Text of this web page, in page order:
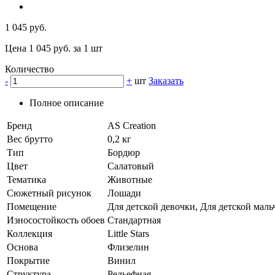
1 045 руб.
Цена 1 045 руб. за 1 шт
Количество
-
+ шт Заказать
Полное описание
Бренд
AS Creation
Вес брутто
0,2 кг
Тип
Бордюр
Цвет
Салатовый
Тематика
Животные
Сюжетный рисунок
Лошади
Помещение
Для детской девочки, Для детской
Износостойкость обоев Стандартная
Коллекция
Little Stars
Основа
Флизелин
Покрытие
Винил